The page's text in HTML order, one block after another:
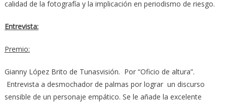
calidad de la fotografía y la implicación en periodismo de riesgo.
Entrevista:
Premio:
Gianny López Brito de Tunasvisión. Por “Oficio de altura”.
Entrevista a desmochador de palmas por lograr un discurso
sensible de un personaje empático. Se le añade la excelente